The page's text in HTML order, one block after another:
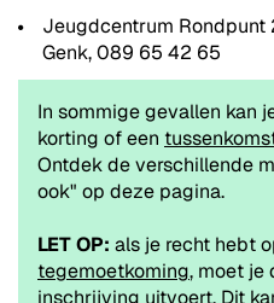
Jeugdcentrum Rondpunt
Genk, 089 65 42 65
In sommige gevallen kan
korting of een
Ontdek de verschillende
ook" op deze pagina.
LET OP: als je recht hebt
tegemoetkoming, moet je
inschrijving uitvoert. Dit